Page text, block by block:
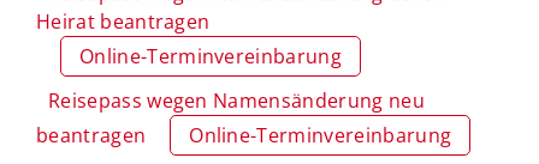
Heirat beantragen
Online-Terminvereinbarung
Reisepass wegen Namensänderung neu
beantragen
Online-Terminvereinbarung